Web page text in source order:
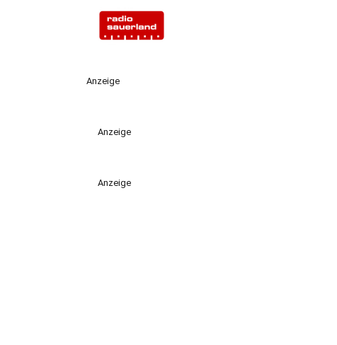
Anzeige
Anzeige
Anzeige